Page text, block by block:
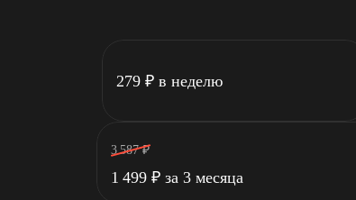
279 ₽ в неделю
3 587 ₽
1 499 ₽ за 3 месяца